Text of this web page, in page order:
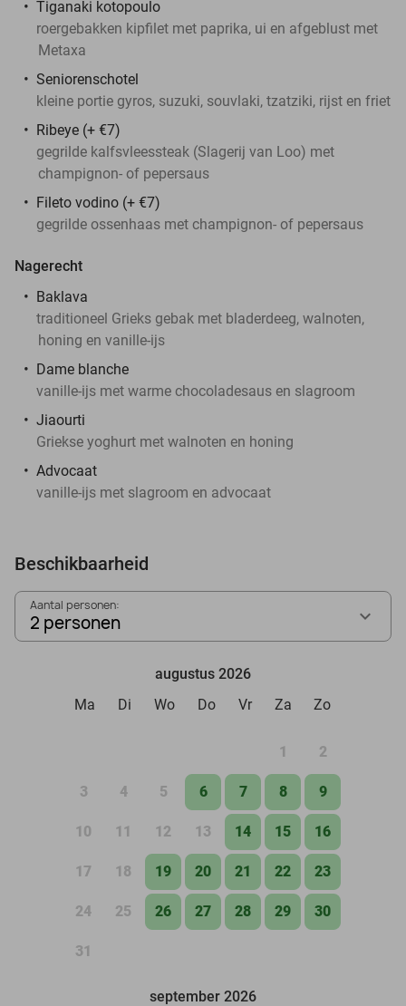
Tiganaki kotopoulo
roergebakken kipfilet met paprika, ui en afgeblust met
Metaxa
Seniorenschotel
kleine portie gyros, suzuki, souvlaki, tzatziki, rijst en friet
Ribeye (+ €7)
gegrilde kalfsvleessteak (Slagerij van Loo) met
champignon- of pepersaus
Fileto vodino (+ €7)
gegrilde ossenhaas met champignon- of pepersaus
Nagerecht
Baklava
traditioneel Grieks gebak met bladerdeeg, walnoten,
honing en vanille-ijs
Dame blanche
vanille-ijs met warme chocoladesaus en slagroom
Jiaourti
Griekse yoghurt met walnoten en honing
Advocaat
vanille-ijs met slagroom en advocaat
Beschikbaarheid
Aantal personen:
2 personen
augustus 2026
Ma
Di Wo Do Vr Za Zo
1 2
3 4 5 6 7 8 9
10 11 12 13 14 15 16
17 18 19 20 21 22 23
24 25 26 27 28 29 30
31
september 2026